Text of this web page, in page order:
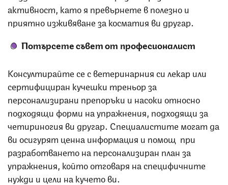
активност, като я превърнете в полезно и
приятно изживяване за косматия ви другар.
Потърсете съвет от професионалист
Консултирайте се с ветеринарния си лекар или
сертифициран кучешки треньор за
персонализирани препоръки и насоки относно
подходящи форми на упражнения, подходящи за
четириногия ви другар. Специалистите могат да
ви осигурят ценна информация и помощ при
разработването на персонализиран план за
упражнения, който отговаря на специфичните
нужди и цели на кучето ви.